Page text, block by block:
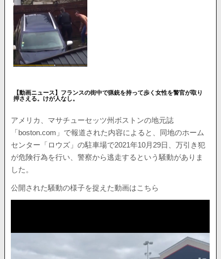
【動画ニュース】フランスの街中で猟銃を持って歩く女性を警官が取り
押さえる。けが人なし。
アメリカ、マサチューセッツ州ボストンの地元誌
「boston.com」で報道された内容によると、同地のホーム
センター「ロウズ」の駐車場で2021年10月29日、万引き犯
が危険行為を行い、警察から逃走するという騒動がありま
した。
公開された騒動の様子を捉えた動画はこちら